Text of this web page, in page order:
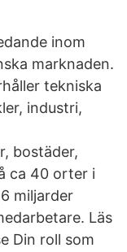
inom
marknaden.
tekniska
industri,
bostäder,
ca 40 orter i
miljarder
Läs
Din roll som